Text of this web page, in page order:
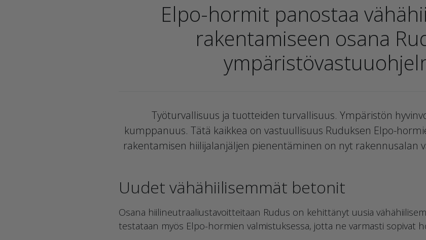
Elpo-hormit panostaa
rakentamiseen osana
Työturvallisuus ja tuotteiden turvallisuus. Ympäristön
kumppanuus. Tätä kaikkea on vastuullisuus Ruduksen Elpo-
rakentamisen hiilijalanjäljen pienentäminen on nyt rakennusalan
Uudet vähähiilisemmät betonit
Osana hiilineutraaliustavoitteitaan Rudus on kehittänyt uusia
testataan myös Elpo-hormien valmistuksessa, jotta ne varmasti sopivat